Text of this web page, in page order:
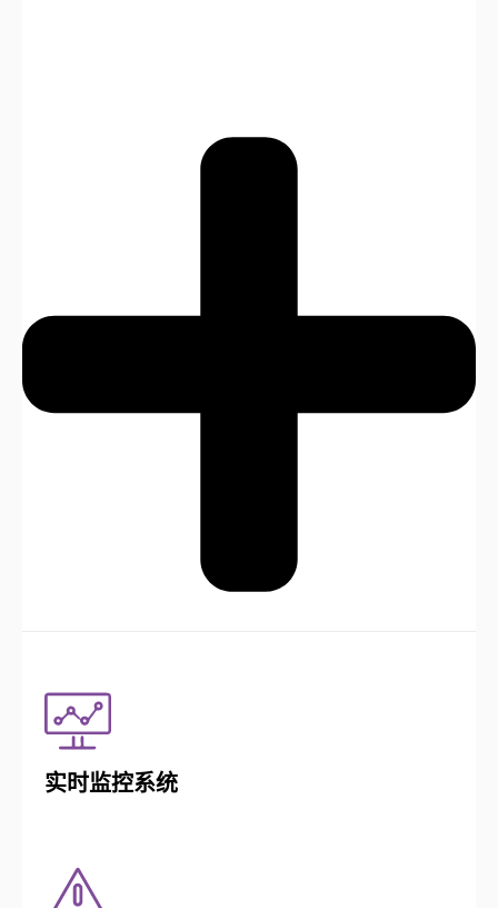
实时监控系统